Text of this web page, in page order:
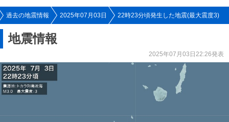
過去の地震情報 2025年07月03日 22時23分頃発生した地震(最大震度3)
地震情報
2025年07月03日22:26発表